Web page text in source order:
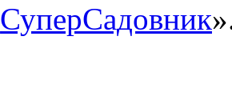
СуперСадовник